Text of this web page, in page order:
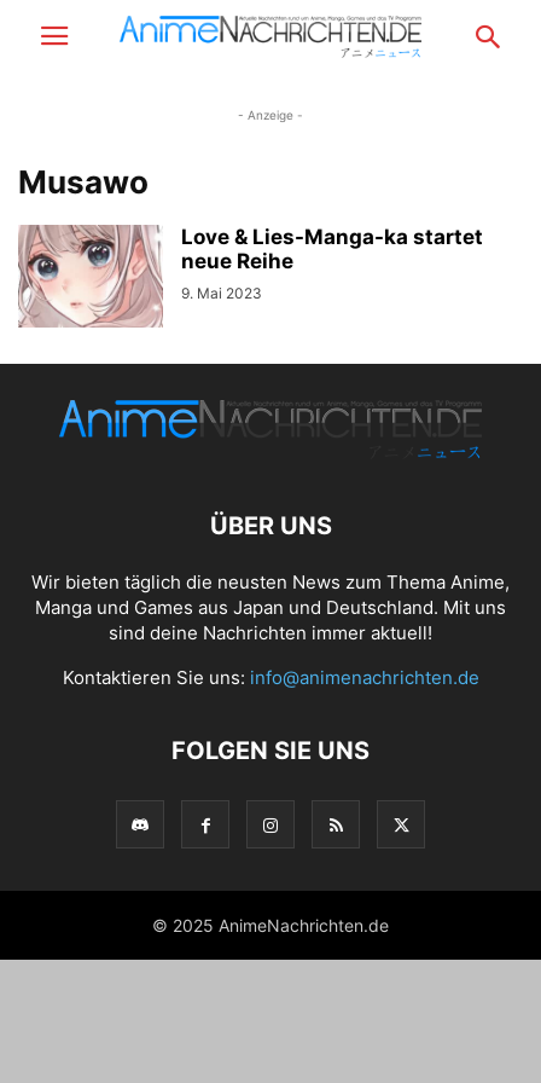
- Anzeige -
Musawo
Love & Lies-Manga-ka startet
neue Reihe
9. Mai 2023
ÜBER UNS
Wir bieten täglich die neusten News zum Thema Anime,
Manga und Games aus Japan und Deutschland. Mit uns
sind deine Nachrichten immer aktuell!
Kontaktieren Sie uns: info@animenachrichten.de
FOLGEN SIE UNS
© 2025 AnimeNachrichten.de